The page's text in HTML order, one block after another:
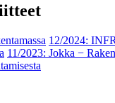
12/2024:
11/2023: Jokka −